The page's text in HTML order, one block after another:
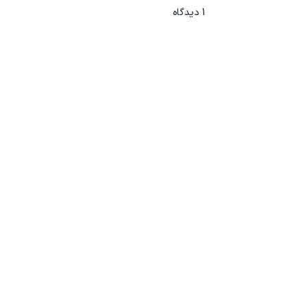
1 دیدگاه